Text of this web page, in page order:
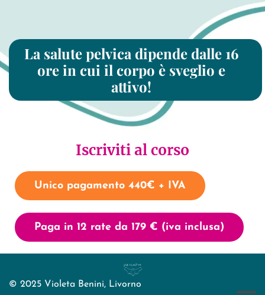
La salute pelvica dipende dalle 16
ore in cui il corpo è sveglio e
attivo!
Iscriviti al corso
Unico pagamento 440€ + IVA
Paga in 12 rate da 179 € (iva inclusa)
© 2025 Violeta Benini, Livorno